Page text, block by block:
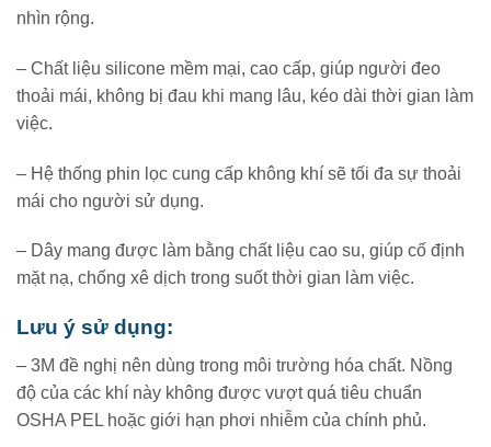
nhìn rộng.
– Chất liệu silicone mềm mại, cao cấp, giúp người đeo
thoải mái, không bị đau khi mang lâu, kéo dài thời gian làm
việc.
– Hệ thống phin lọc cung cấp không khí sẽ tối đa sự thoải
mái cho người sử dụng.
– Dây mang được làm bằng chất liệu cao su, giúp cố định
mặt nạ, chống xê dịch trong suốt thời gian làm việc.
Lưu ý sử dụng:
– 3M đề nghị nên dùng trong môi trường hóa chất. Nồng
độ của các khí này không được vượt quá tiêu chuẩn
OSHA PEL hoặc giới hạn phơi nhiễm của chính phủ.